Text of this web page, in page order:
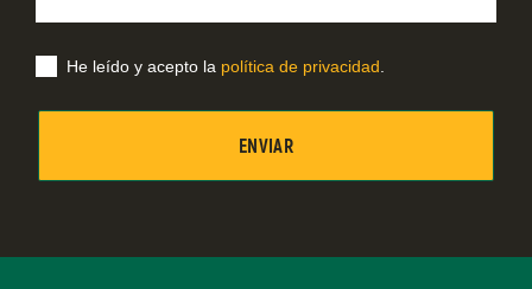
correo
electrónico
He leído y acepto la política de privacidad